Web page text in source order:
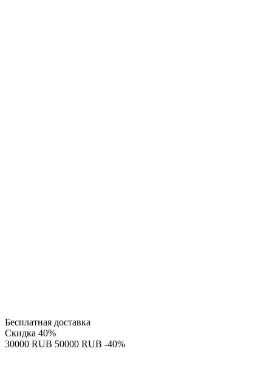
Бесплатная доставка
Скидка 40%
‍30000‍ RUB ‍50000‍ RUB -40%